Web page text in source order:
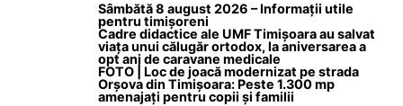
Sâmbătă 8 august 2026 – Informații utile
pentru timișoreni
Cadre didactice ale UMF Timișoara au salvat
viața unui călugăr ortodox, la aniversarea a
opt ani de caravane medicale
FOTO | Loc de joacă modernizat pe strada
Orșova din Timișoara: Peste 1.300 mp
amenajați pentru copii și familii